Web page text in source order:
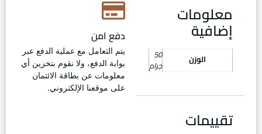
معلومات
إضافية
الوزن 50
جرام
تقييمات
دفع امن
يتم التعامل مع عملية الدفع عبر
بوابة الدفع، ولا نقوم بتخزين أي
معلومات عن بطاقة الائتمان
على موقعنا الإلكتروني.